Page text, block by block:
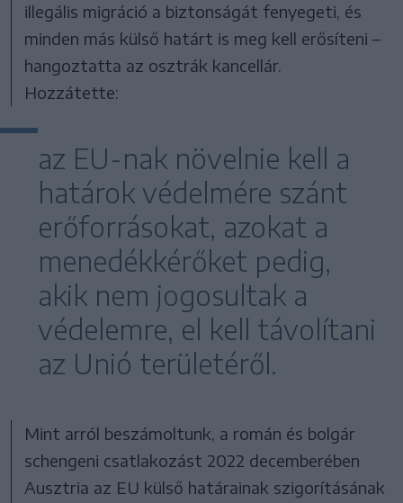
illegális migráció a biztonságát fenyegeti, és
minden más külső határt is meg kell erősíteni –
hangoztatta az osztrák kancellár.
Hozzátette:
az EU-nak növelnie kell a
határok védelmére szánt
erőforrásokat, azokat a
menedékkérőket pedig,
akik nem jogosultak a
védelemre, el kell távolítani
az Unió területéről.
Mint arról beszámoltunk, a román és bolgár
schengeni csatlakozást 2022 decemberében
Ausztria az EU külső határainak szigorításának